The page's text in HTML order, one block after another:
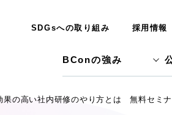
SDGsへの取り組み 採用情報
BConの強み
果の高い社内研修のやり方とは 無料セミ